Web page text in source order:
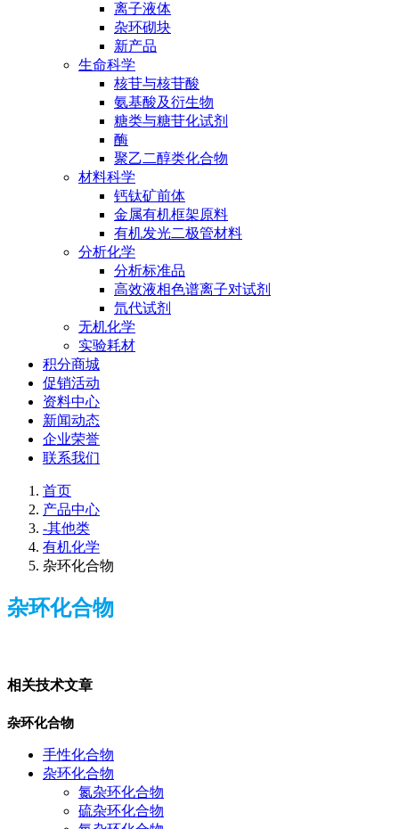
离子液体
杂环砌块
新产品
生命科学
核苷与核苷酸
氨基酸及衍生物
糖类与糖苷化试剂
酶
聚乙二醇类化合物
材料科学
钙钛矿前体
金属有机框架原料
有机发光二极管材料
分析化学
分析标准品
高效液相色谱离子对试剂
氘代试剂
无机化学
实验耗材
积分商城
促销活动
资料中心
新闻动态
企业荣誉
联系我们
首页
产品中心
-其他类
有机化学
杂环化合物
杂环化合物
相关技术文章
杂环化合物
手性化合物
杂环化合物
氮杂环化合物
硫杂环化合物